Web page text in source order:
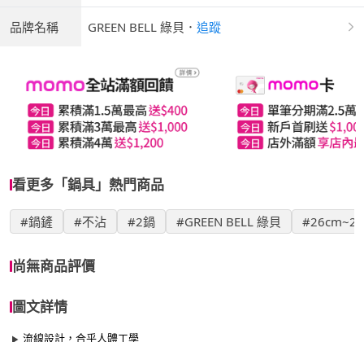
品牌名稱 GREEN BELL 綠貝 ． 追蹤
看更多「鍋具」熱門商品
#鍋鏟 #不沾 #2鍋 #GREEN BELL 綠貝
尚無商品評價
圖文詳情
流線設計，合乎人體工學